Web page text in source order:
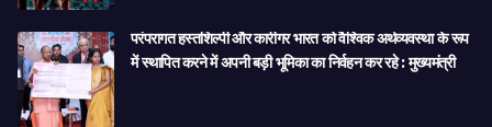
परंपरागत हस्तशिल्पी और कारीगर भारत को वैश्विक अर्थव्यवस्था के रूप
में स्थापित करने में अपनी बड़ी भूमिका का निर्वहन कर रहे : मुख्यमंत्री